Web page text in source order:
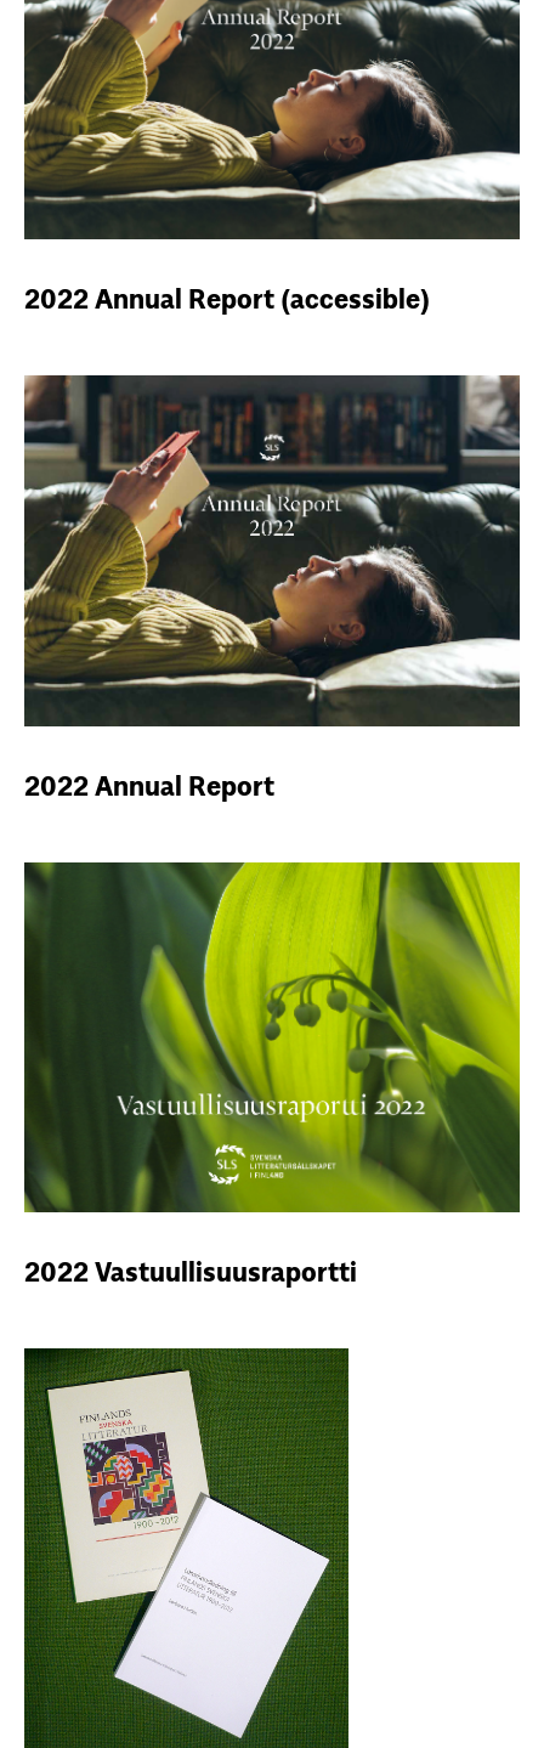
2022 Annual Report (accessible)
2022 Annual Report
2022 Vastuullisuusraportti